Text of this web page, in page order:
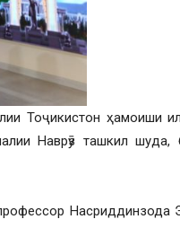
Тоҷикистон ҳамоиши
Наврӯз ташкил шуда,
Насриддинзода